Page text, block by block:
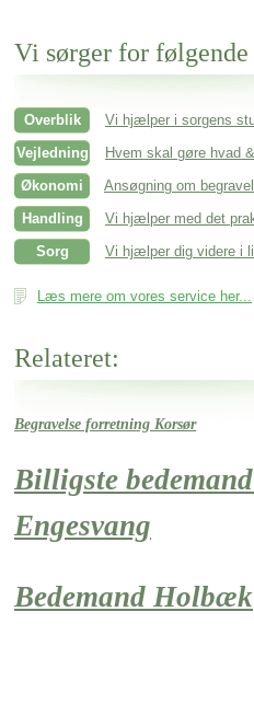
Vi sørger for følgende
Overblik
Vi hjælper i sorgens
Vejledning
Hvem skal gøre hvad
Økonomi
Ansøgning om
Handling
Vi hjælper med det
Sorg
Vi hjælper dig videre i
Læs mere om vores service her...
Relateret:
Begravelse forretning Korsør
Billigste
Engesvang
Bedemand Holbæk